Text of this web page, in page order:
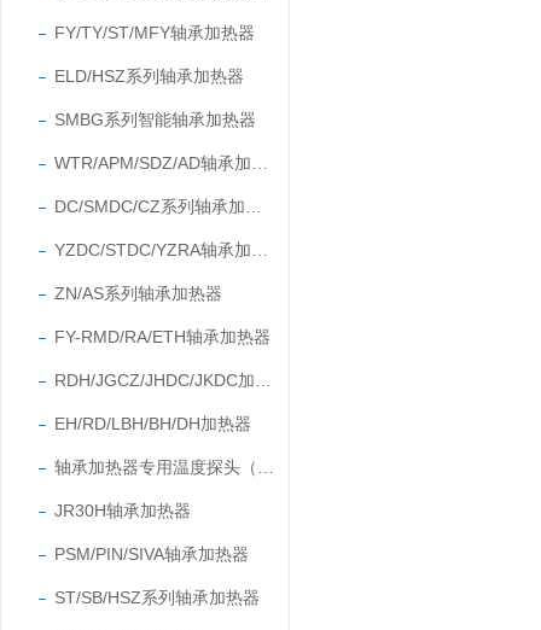
FY/TY/ST/MFY轴承加热器
ELD/HSZ系列轴承加热器
SMBG系列智能轴承加热器
ZN/AS系列轴承加热器
FY-RMD/RA/ETH轴承加热器
EH/RD/LBH/BH/DH加热器
JR30H轴承加热器
PSM/PIN/SIVA轴承加热器
ST/SB/HSZ系列轴承加热器